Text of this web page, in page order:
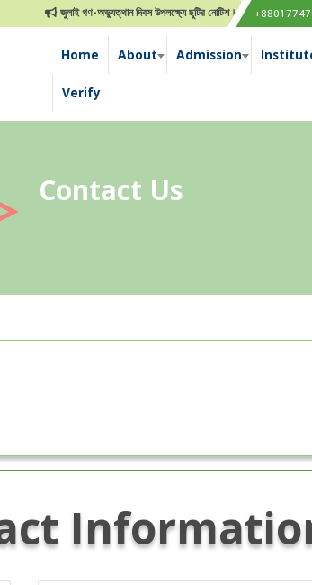
জুলাই গণ-অভ্যুত্থান দিবস উপলক্ষ্যে ছুটির নোটিশ। ১ম বর্ষ সমাপনী
Home About Admission
Verify
Contact Us